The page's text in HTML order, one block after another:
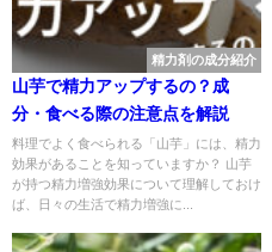
精力剤の成分紹介
山芋で精力アップするの？成
分・食べる際の注意点を解説
料理でよく食べられる「山芋」には、精力
効果があることを知っていますか？ 山芋
が持つ精力増強効果について理解しておけ
ば、日々の生活で精力増強に...